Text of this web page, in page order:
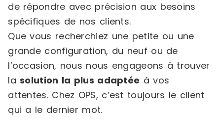
de répondre avec précision aux besoins
spécifiques de nos clients.
Que vous recherchiez une petite ou une
grande configuration, du neuf ou de
l’occasion, nous nous engageons à trouver
lasolution la plus adaptée à vos
attentes. Chez OPS, c’est toujours le client
qui a le dernier mot.